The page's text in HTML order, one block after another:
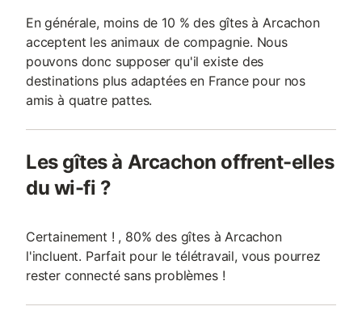
En générale, moins de 10 % des gîtes à Arcachon
acceptent les animaux de compagnie. Nous
pouvons donc supposer qu'il existe des
destinations plus adaptées en France pour nos
amis à quatre pattes.
Les gîtes à Arcachon offrent-elles
du wi-fi ?
Certainement ! , 80% des gîtes à Arcachon
l'incluent. Parfait pour le télétravail, vous pourrez
rester connecté sans problèmes !